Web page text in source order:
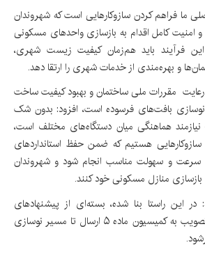
ما فراهم کردن سازوکارهایی است که شهروندان
و امنیت کامل اقدام به بازسازی واحدهای مسکونی
فرآیند باید هم‌زمان کیفیت زیست شهری،
و بهره‌مندی از خدمات شهری را ارتقا دهد.
رعایت مقررات ملی ساختمان و بهبود کیفیت ساخت
نوسازی بافت‌های فرسوده است، افزود: بدون شک
هماهنگی میان دستگاه‌های مختلف است،
سازوکارهایی هستیم که ضمن حفظ استانداردهای
سرعت و سهولت مناسب انجام شود و شهروندان
بازسازی منازل مسکونی خود کنند.
این راستا بنا شده، بسته‌ای از پیشنهادهای
عملیاتی شهرداری برای تصویب به کمیسیون ماده ۵ ارسال تا مسیر نوسازی